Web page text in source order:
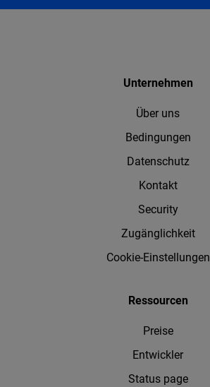
Unternehmen
Über uns
Bedingungen
Datenschutz
Kontakt
Security
Zugänglichkeit
Cookie-Einstellungen
Ressourcen
Preise
Entwickler
Status page